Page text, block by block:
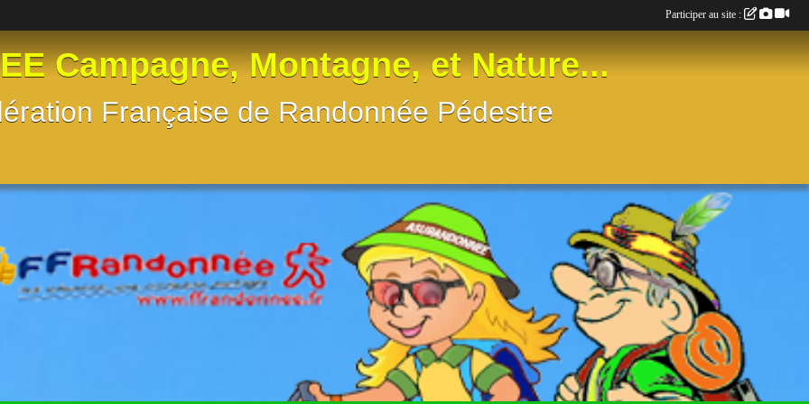
Campagne, Montagne, et Nature...
Française de Randonnée Pédestre
Participer au site :